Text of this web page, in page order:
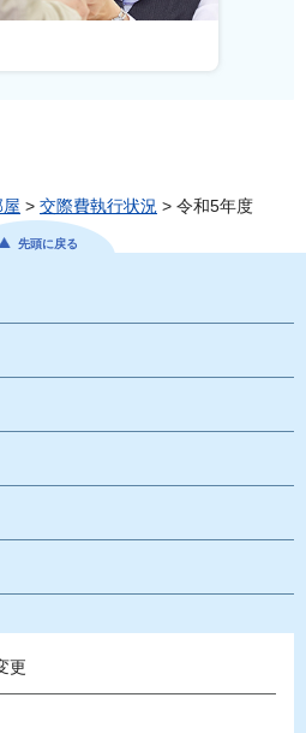
> 交際費執行状況 > 令和5年度
先頭に戻る
更